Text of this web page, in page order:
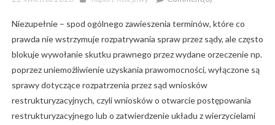
Niezupełnie – spod ogólnego zawieszenia terminów, które co
prawda nie wstrzymuje rozpatrywania spraw przez sądy, ale często
blokuje wywołanie skutku prawnego przez wydane orzeczenie np.
poprzez uniemożliwienie uzyskania prawomocności, wyłączone są
sprawy dotyczące rozpatrzenia przez sąd wniosków
restrukturyzacyjnych, czyli wniosków o otwarcie postępowania
restrukturyzacyjnego lub o zatwierdzenie układu z wierzycielami